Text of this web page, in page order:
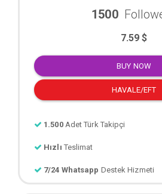
1500
7.59 $
BUY NOW
HAVALE/EFT
1.500 Adet Türk Takipçi
Hızlı Teslimat
7/24 Whatsapp Destek